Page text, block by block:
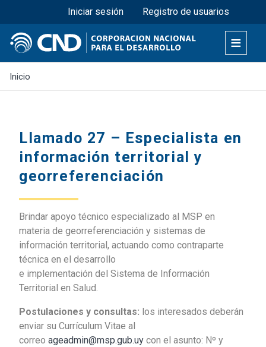
Pasar
al
contenido
principal
Menú superior
Iniciar sesión Registro de usuarios
Inicio
Llamado 27 – Especialista en
información territorial y
georreferenciación
Brindar apoyo técnico especializado al MSP en
materia de georreferenciación y sistemas de
información territorial, actuando como contraparte
técnica en el desarrollo
e implementación del Sistema de Información
Territorial en Salud.
Postulaciones y consultas: los interesados deberán
enviar su Currículum Vitae al
correo ageadmin@msp.gub.uy con el asunto: Nº y